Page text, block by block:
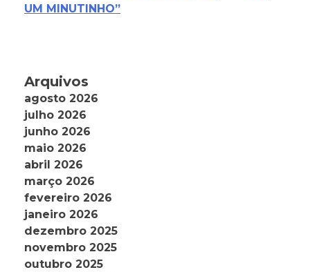
UM MINUTINHO”
Arquivos
agosto 2026
julho 2026
junho 2026
maio 2026
abril 2026
março 2026
fevereiro 2026
janeiro 2026
dezembro 2025
novembro 2025
outubro 2025